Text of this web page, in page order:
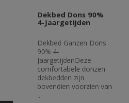
Dekbed Dons 90%
4-Jaargetijden
Dekbed Ganzen Dons
90% 4-
JaargetijdenDeze
comfortabele donzen
dekbedden zijn
bovendien voorzien van
..